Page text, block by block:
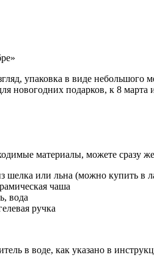
упаковка в виде
новогодних подарков, к 8
материалы, можете сразу
шелка или льна (можно купить в
чаша
вода
ручка
в воде, как указано в